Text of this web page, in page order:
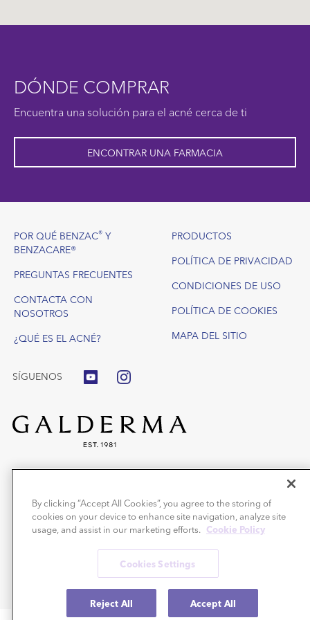
DÓNDE COMPRAR
Encuentra una solución para el acné cerca de ti
ENCONTRAR UNA FARMACIA
Footer
POR QUÉ BENZAC® Y
BENZACARE®
PREGUNTAS FRECUENTES
CONTACTA CON
NOSOTROS
¿QUÉ ES EL ACNÉ?
PRODUCTOS
POLÍTICA DE PRIVACIDAD
CONDICIONES DE USO
POLÍTICA DE COOKIES
MAPA DEL SITIO
SÍGUENOS
Gel o Wash gel: Medicamentos no sujetos a prescripción médica
veces al día, según tolerancia.
Precauciones: Puede decolorar el cabello y tejidos. Leer el prospecto. En
caso de duda o persistencia de los síntomas consultar a un
son productos cosméticos.
y Benzacare® son unas marcas registradas de Galderma S.A.
Copyright © 2019 Galderma S.A © 2026 Todos los derechos reservados.
By clicking “Accept All Cookies”, you agree to the storing of
cookies on your device to enhance site navigation, analyze site
usage, and assist in our marketing efforts. Cookie Policy
Cookies Settings
Reject All Accept All